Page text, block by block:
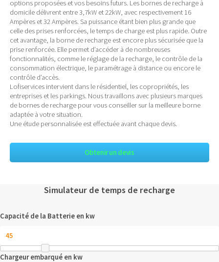
options proposées et vos besoins futurs. Les bornes de recharge à
domicile délivrent entre 3,7kW et 22kW, avec respectivement 16
Ampères et 32 Ampères. Sa puissance étant bien plus grande que
celle des prises renforcées, le temps de charge est plus rapide. Outre
cet avantage, la borne de recharge est encore plus sécurisée que la
prise renforcée. Elle permet d’accéder à de nombreuses
fonctionnalités, comme le réglage de la recharge, le contrôle de la
consommation électrique, le paramétrage à distance ou encore le
contrôle d’accès.
Lofiservices intervient dans le résidentiel, les copropriétés, les
entreprises et les parkings. Nous travaillons avec plusieurs marques
de bornes de recharge pour vous conseiller sur la meilleure borne
adaptée à votre situation.
Une étude personnalisée est effectuée avant chaque devis.
Obtenir un devis
Simulateur de temps de recharge
Capacité de la Batterie en kw
Chargeur embarqué en kw